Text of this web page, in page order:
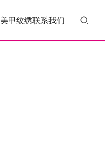
美甲纹绣联系我们